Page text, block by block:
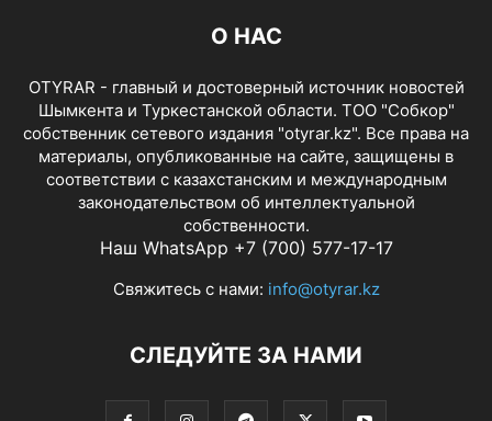
О НАС
OTYRAR - главный и достоверный источник новостей
Шымкента и Туркестанской области. ТОО "Собкор"
собственник сетевого издания "otyrar.kz". Все права на
материалы, опубликованные на сайте, защищены в
соответствии с казахстанским и международным
законодательством об интеллектуальной
собственности.
Наш WhatsApp +7 (700) 577-17-17
Свяжитесь с нами: info@otyrar.kz
СЛЕДУЙТЕ ЗА НАМИ